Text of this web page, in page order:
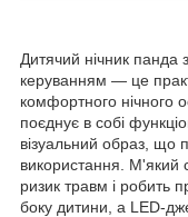
Дитячий нічник панда
керуванням — це
комфортного нічного
поєднує в собі
візуальний образ, що
використання. М'який
ризик травм і робить
боку дитини, а LED-